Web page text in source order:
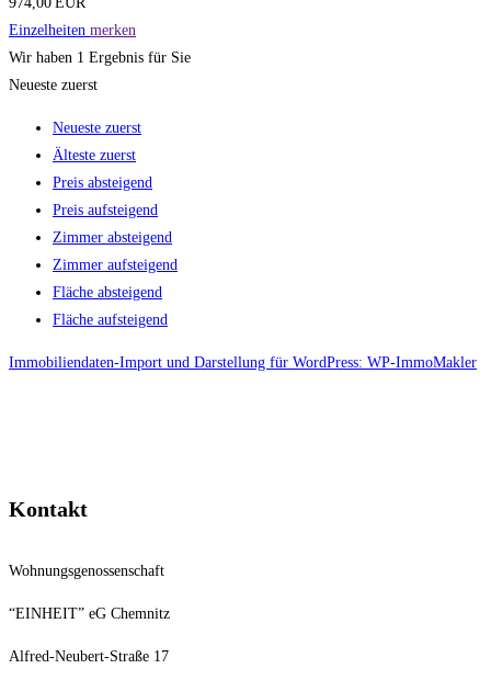
Einzelheiten merken
Wir haben 1 Ergebnis für Sie
Neueste zuerst
Neueste zuerst
Älteste zuerst
Preis absteigend
Preis aufsteigend
Zimmer absteigend
Zimmer aufsteigend
Fläche absteigend
Fläche aufsteigend
Immobiliendaten-Import und Darstellung für WordPress: WP-ImmoMakler
Kontakt
Wohnungsgenossenschaft
“EINHEIT” eG Chemnitz
Alfred-Neubert-Straße 17